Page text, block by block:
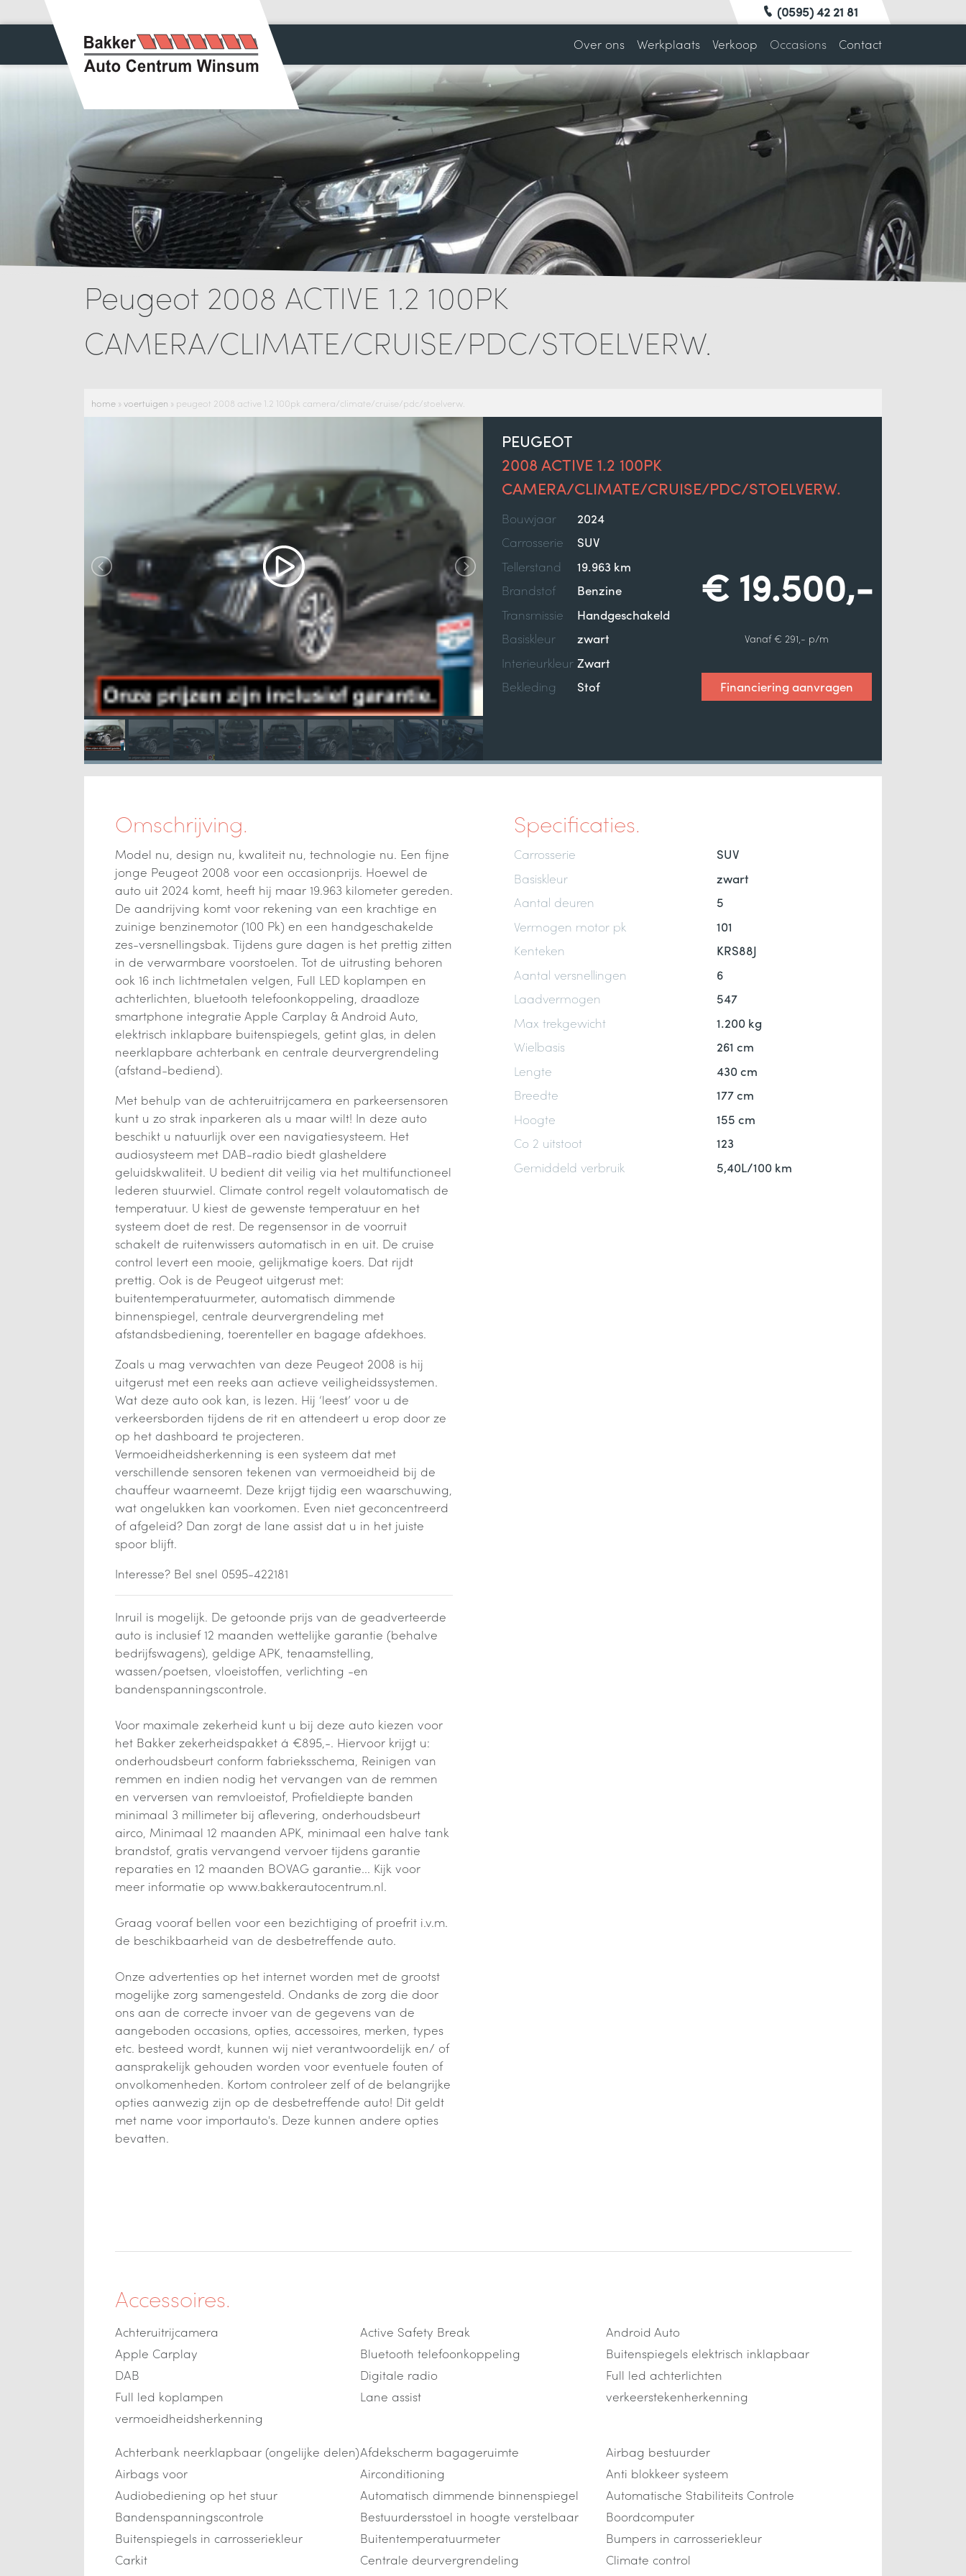
(0595) 42 21 81
Over ons
Werkplaats Verkoop Occasions Contact
Peugeot 2008 ACTIVE 1.2 100PK
CAMERA/CLIMATE/CRUISE/PDC/STOELVERW.
home » voertuigen » peugeot 2008 active 1.2 100pk camera/climate/cruise/pdc/stoelverw.
PEUGEOT
2008 ACTIVE 1.2 100PK
CAMERA/CLIMATE/CRUISE/PDC/STOELVERW.
Bouwjaar
2024
Carrosserie
SUV
Tellerstand
19.963 km
Brandstof
Benzine
Transmissie
Handgeschakeld
Basiskleur
zwart
Interieurkleur Zwart
Bekleding
Stof
€ 19.500,-
Vanaf € 291,- p/m
Financiering aanvragen
Omschrijving.
Model nu, design nu, kwaliteit nu, technologie nu. Een fijne
jonge Peugeot 2008 voor een occasionprijs. Hoewel de
auto uit 2024 komt, heeft hij maar 19.963 kilometer gereden.
De aandrijving komt voor rekening van een krachtige en
zuinige benzinemotor (100 Pk) en een handgeschakelde
zes-versnellingsbak. Tijdens gure dagen is het prettig zitten
in de verwarmbare voorstoelen. Tot de uitrusting behoren
ook 16 inch lichtmetalen velgen, Full LED koplampen en
achterlichten, bluetooth telefoonkoppeling, draadloze
smartphone integratie Apple Carplay & Android Auto,
elektrisch inklapbare buitenspiegels, getint glas, in delen
neerklapbare achterbank en centrale deurvergrendeling
(afstand-bediend).
Met behulp van de achteruitrijcamera en parkeersensoren
kunt u zo strak inparkeren als u maar wilt! In deze auto
beschikt u natuurlijk over een navigatiesysteem. Het
audiosysteem met DAB-radio biedt glasheldere
geluidskwaliteit. U bedient dit veilig via het multifunctioneel
lederen stuurwiel. Climate control regelt volautomatisch de
temperatuur. U kiest de gewenste temperatuur en het
systeem doet de rest. De regensensor in de voorruit
schakelt de ruitenwissers automatisch in en uit. De cruise
control levert een mooie, gelijkmatige koers. Dat rijdt
prettig. Ook is de Peugeot uitgerust met:
buitentemperatuurmeter, automatisch dimmende
binnenspiegel, centrale deurvergrendeling met
afstandsbediening, toerenteller en bagage afdekhoes.
Zoals u mag verwachten van deze Peugeot 2008 is hij
uitgerust met een reeks aan actieve veiligheidssystemen.
Wat deze auto ook kan, is lezen. Hij ‘leest’ voor u de
verkeersborden tijdens de rit en attendeert u erop door ze
op het dashboard te projecteren.
Vermoeidheidsherkenning is een systeem dat met
verschillende sensoren tekenen van vermoeidheid bij de
chauffeur waarneemt. Deze krijgt tijdig een waarschuwing,
wat ongelukken kan voorkomen. Even niet geconcentreerd
of afgeleid? Dan zorgt de lane assist dat u in het juiste
spoor blijft.
Interesse? Bel snel 0595-422181
Inruil is mogelijk. De getoonde prijs van de geadverteerde
auto is inclusief 12 maanden wettelijke garantie (behalve
bedrijfswagens), geldige APK, tenaamstelling,
wassen/poetsen, vloeistoffen, verlichting -en
bandenspanningscontrole.
Voor maximale zekerheid kunt u bij deze auto kiezen voor
het Bakker zekerheidspakket á €895,-. Hiervoor krijgt u:
onderhoudsbeurt conform fabrieksschema, Reinigen van
remmen en indien nodig het vervangen van de remmen
en verversen van remvloeistof, Profieldiepte banden
minimaal 3 millimeter bij aflevering, onderhoudsbeurt
airco, Minimaal 12 maanden APK, minimaal een halve tank
brandstof, gratis vervangend vervoer tijdens garantie
reparaties en 12 maanden BOVAG garantie... Kijk voor
meer informatie op www.bakkerautocentrum.nl.
Graag vooraf bellen voor een bezichtiging of proefrit i.v.m.
de beschikbaarheid van de desbetreffende auto.
Onze advertenties op het internet worden met de grootst
mogelijke zorg samengesteld. Ondanks de zorg die door
ons aan de correcte invoer van de gegevens van de
aangeboden occasions, opties, accessoires, merken, types
etc. besteed wordt, kunnen wij niet verantwoordelijk en/ of
aansprakelijk gehouden worden voor eventuele fouten of
onvolkomenheden. Kortom controleer zelf of de belangrijke
opties aanwezig zijn op de desbetreffende auto! Dit geldt
met name voor importauto's. Deze kunnen andere opties
bevatten.
Specificaties.
Carrosserie
SUV
Basiskleur
zwart
Aantal deuren
5
Vermogen motor pk
101
Kenteken
KRS88J
Aantal versnellingen
6
Laadvermogen
547
Max trekgewicht
1.200 kg
Wielbasis
261 cm
Lengte
430 cm
Breedte
177 cm
Hoogte
155 cm
Co 2 uitstoot
123
Gemiddeld verbruik
5,40L/100 km
Accessoires.
Achteruitrijcamera Active Safety Break
Android Auto
Apple Carplay
Bluetooth telefoonkoppeling
Buitenspiegels elektrisch inklapbaar
DAB
Digitale radio
Full led achterlichten
Full led koplampen
Lane assist
verkeerstekenherkenning
vermoeidheidsherkenning
Achterbank neerklapbaar (ongelijke delen)Afdekscherm bagageruimte
Airbag bestuurder
Airbags voor
Airconditioning
Anti blokkeer systeem
Audiobediening op het stuur
Automatisch dimmende binnenspiegel
Automatische Stabiliteits Controle
Bandenspanningscontrole
Bestuurdersstoel in hoogte verstelbaar
Boordcomputer
Buitenspiegels in carrosseriekleur
Buitentemperatuurmeter
Bumpers in carrosseriekleur
Carkit
Centrale deurvergrendeling
Climate control